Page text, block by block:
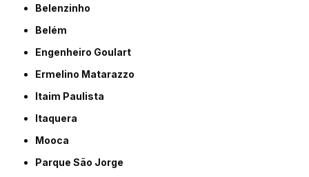
Belenzinho
Belém
Engenheiro Goulart
Ermelino Matarazzo
Itaim Paulista
Itaquera
Mooca
Parque São Jorge